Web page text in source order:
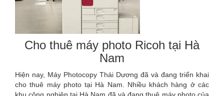
Cho thuê máy photo Ricoh tại Hà
Nam
Hiện nay, Máy Photocopy Thái Dương đã và đang triển khai
cho thuê máy photo tại Hà Nam. Nhiều khách hàng ở các
khu công nghiệp tại Hà Nam đã và đang thuê máy photo của